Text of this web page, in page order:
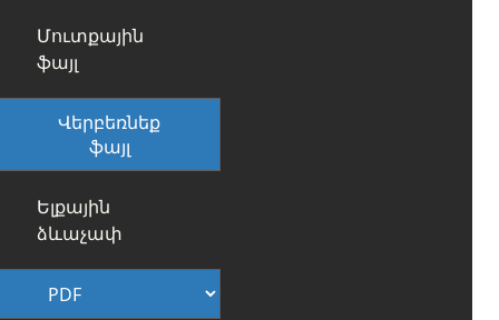
Մուտքային
ֆայլ
Վերբեռնեք
ֆայլ
Ելքային
ձևաչափ